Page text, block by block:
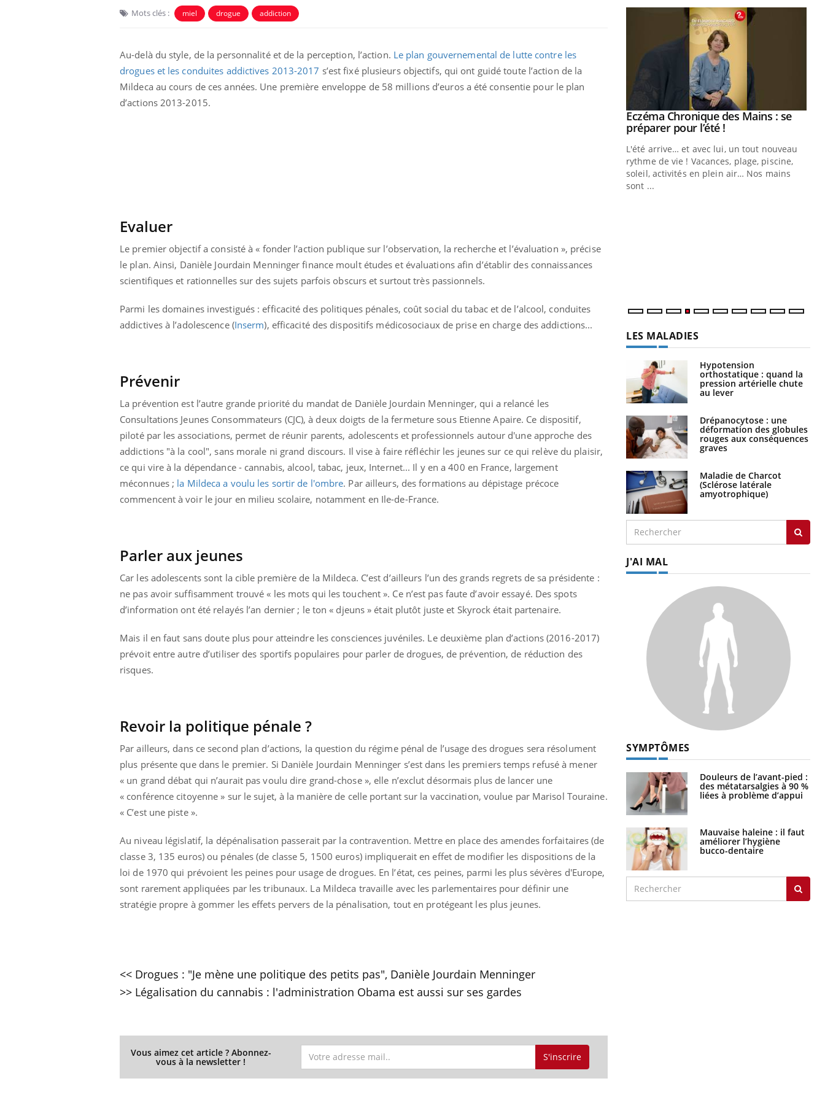
Mots clés : miel drogue addiction
Au-delà du style, de la personnalité et de la perception, l’action. Le plan gouvernemental de lutte contre les
drogues et les conduites addictives 2013-2017 s’est fixé plusieurs objectifs, qui ont guidé toute l’action de la
Mildeca au cours de ces années. Une première enveloppe de 58 millions d’euros a été consentie pour le plan
d’actions 2013-2015.
Evaluer
Le premier objectif a consisté à « fonder l’action publique sur l’observation, la recherche et l’évaluation », précise
le plan. Ainsi, Danièle Jourdain Menninger finance moult études et évaluations afin d’établir des connaissances
scientifiques et rationnelles sur des sujets parfois obscurs et surtout très passionnels.
Parmi les domaines investigués : efficacité des politiques pénales, coût social du tabac et de l’alcool, conduites
addictives à l’adolescence (Inserm), efficacité des dispositifs médicosociaux de prise en charge des addictions...
Prévenir
La prévention est l’autre grande priorité du mandat de Danièle Jourdain Menninger, qui a relancé les
Consultations Jeunes Consommateurs (CJC), à deux doigts de la fermeture sous Etienne Apaire. Ce dispositif,
piloté par les associations, permet de réunir parents, adolescents et professionnels autour d'une approche des
addictions "à la cool", sans morale ni grand discours. Il vise à faire réfléchir les jeunes sur ce qui relève du plaisir,
ce qui vire à la dépendance - cannabis, alcool, tabac, jeux, Internet... Il y en a 400 en France, largement
méconnues ; la Mildeca a voulu les sortir de l'ombre. Par ailleurs, des formations au dépistage précoce
commencent à voir le jour en milieu scolaire, notamment en Ile-de-France.
Parler aux jeunes
Car les adolescents sont la cible première de la Mildeca. C’est d’ailleurs l’un des grands regrets de sa présidente :
ne pas avoir suffisamment trouvé « les mots qui les touchent ». Ce n’est pas faute d’avoir essayé. Des spots
d’information ont été relayés l’an dernier ; le ton « djeuns » était plutôt juste et Skyrock était partenaire.
Mais il en faut sans doute plus pour atteindre les consciences juvéniles. Le deuxième plan d’actions (2016-2017)
prévoit entre autre d’utiliser des sportifs populaires pour parler de drogues, de prévention, de réduction des
risques.
Revoir la politique pénale ?
Par ailleurs, dans ce second plan d’actions, la question du régime pénal de l’usage des drogues sera résolument
plus présente que dans le premier. Si Danièle Jourdain Menninger s’est dans les premiers temps refusé à mener
« un grand débat qui n’aurait pas voulu dire grand-chose », elle n’exclut désormais plus de lancer une
« conférence citoyenne » sur le sujet, à la manière de celle portant sur la vaccination, voulue par Marisol Touraine.
« C’est une piste ».
Au niveau législatif, la dépénalisation passerait par la contravention. Mettre en place des amendes forfaitaires (de
classe 3, 135 euros) ou pénales (de classe 5, 1500 euros) impliquerait en effet de modifier les dispositions de la
loi de 1970 qui prévoient les peines pour usage de drogues. En l’état, ces peines, parmi les plus sévères d'Europe,
sont rarement appliquées par les tribunaux. La Mildeca travaille avec les parlementaires pour définir une
stratégie propre à gommer les effets pervers de la pénalisation, tout en protégeant les plus jeunes.
<< Drogues : "Je mène une politique des petits pas", Danièle Jourdain Menninger
>> Légalisation du cannabis : l'administration Obama est aussi sur ses gardes
Vous aimez cet article ? Abonnez-
vous à la newsletter ! S'inscrire
Youtube
Eczéma Chronique des Mains : se
préparer pour l’été !Youtube
L'été arrive… et avec lui, un tout nouveau
rythme de vie ! Vacances, plage, piscine,
soleil, activités en plein air… Nos mains
sont ...
Youtube
Diabète & Ramadan 2026Youtube
Le Ramadan approche, et, pour de
nombreuses personnes atteintes de
diabète, c'est une période de questions, de
défis, mais ...
LES MALADIES
Hypotension
orthostatique : quand la
pression artérielle chute
au lever
Drépanocytose : une
déformation des globules
rouges aux conséquences
graves
Maladie de Charcot
(Sclérose latérale
amyotrophique)
J'AI MAL
SYMPTÔMES
Douleurs de l’avant-pied :
des métatarsalgies à 90 %
liées à problème d’appui
Mauvaise haleine : il faut
améliorer l’hygiène
bucco-dentaire